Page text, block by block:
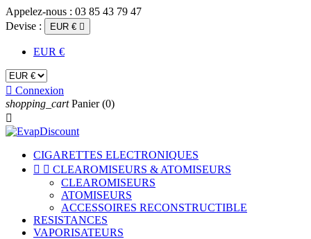
Appelez-nous : 03 85 43 79 47
Devise :
EUR € 
EUR €
 Connexion
shopping_cart Panier (0)

CIGARETTES ELECTRONIQUES
  CLEAROMISEURS & ATOMISEURS
CLEAROMISEURS
ATOMISEURS
ACCESSOIRES RECONSTRUCTIBLE
RESISTANCES
VAPORISATEURS